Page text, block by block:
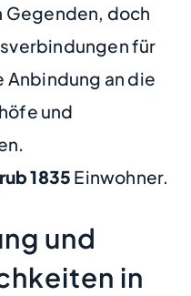
doch
für
an die
und
1835 Einwohner.
und
in